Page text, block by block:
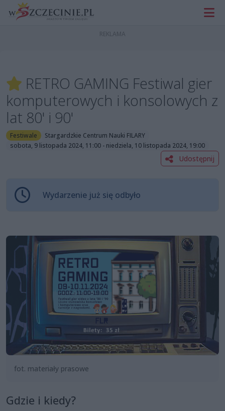
RETRO GAMING Festiwal gier
komputerowych i konsolowych z
lat 80' i 90'
Festiwale
Stargardzkie Centrum Nauki FILARY
sobota, 9 listopada 2024, 11:00 - niedziela, 10 listopada 2024, 19:00
Udostępnij
Wydarzenie już się odbyło
fot. materiały prasowe
Gdzie i kiedy?